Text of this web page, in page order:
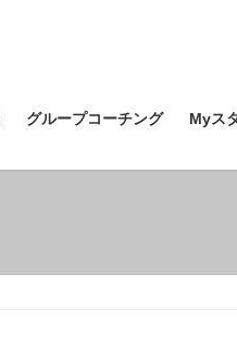
グループコーチング Myス